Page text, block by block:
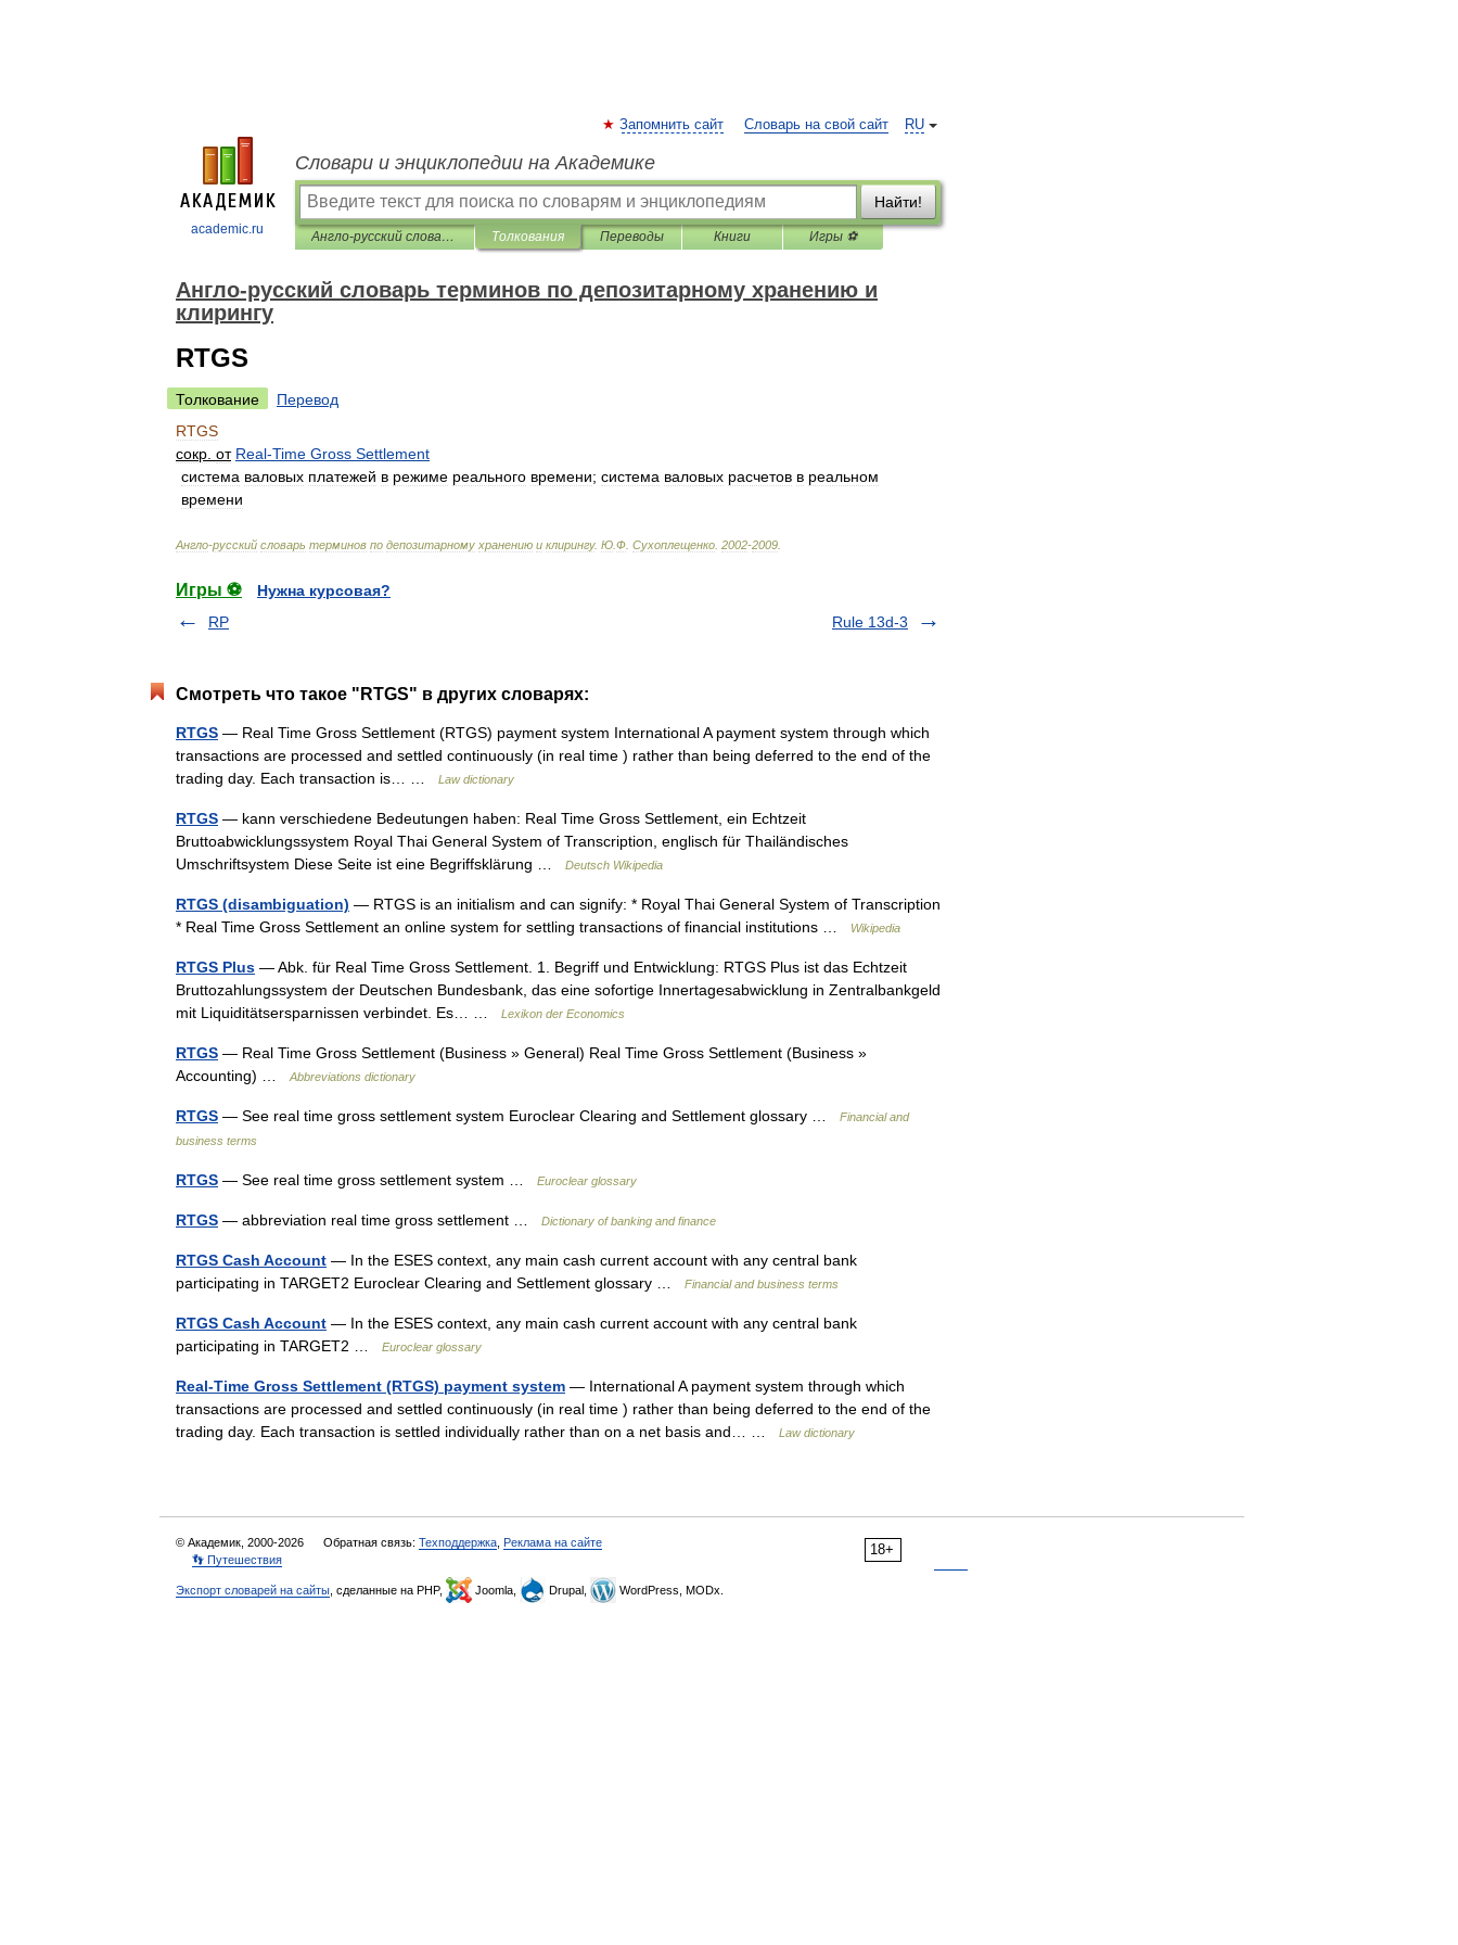
academic.ru
RU
Запомнить сайт Словарь на свой сайт
Словари и энциклопедии на Академике
Найти!
Англо-русский словарь терминов по депозитарному хранению и клирингу Толкования Переводы Книги Игры ⚽
Англо-русский словарь терминов по депозитарному хранению и
клирингу
RTGS
Толкование
Перевод
RTGS
сокр от Real-Time Gross Settlement
система валовых платежей в режиме реального времени; система валовых расчетов в реальном
времени
Англо-русский словарь терминов по депозитарному хранению и клирингу. Ю Ф Сухоплещенко 2002-2009
Игры ⚽
Нужна курсовая?
RP
Rule 13d-3
Смотреть что такое "RTGS" в других словарях:
RTGS — Real Time Gross Settlement (RTGS) payment system International A payment system through which
transactions are processed and settled continuously (in real time ) rather than being deferred to the end of the
trading day. Each transaction is… …
Law dictionary
RTGS — kann verschiedene Bedeutungen haben: Real Time Gross Settlement, ein Echtzeit
Bruttoabwicklungssystem Royal Thai General System of Transcription, englisch für Thailändisches
Umschriftsystem Diese Seite ist eine Begriffsklärung …
Deutsch Wikipedia
RTGS (disambiguation) — RTGS is an initialism and can signify: * Royal Thai General System of Transcription
* Real Time Gross Settlement an online system for settling transactions of financial institutions …
Wikipedia
RTGS Plus — Abk. für Real Time Gross Settlement. 1. Begriff und Entwicklung: RTGS Plus ist das Echtzeit
Bruttozahlungssystem der Deutschen Bundesbank, das eine sofortige Innertagesabwicklung in Zentralbankgeld
mit Liquiditätsersparnissen verbindet. Es… …
Lexikon der Economics
RTGS — Real Time Gross Settlement (Business » General) Real Time Gross Settlement (Business »
Accounting) …
Abbreviations dictionary
RTGS — See real time gross settlement system Euroclear Clearing and Settlement glossary …
Financial and
business terms
RTGS — See real time gross settlement system … Euroclear glossary
RTGS — abbreviation real time gross settlement … Dictionary of banking and finance
RTGS Cash Account — In the ESES context, any main cash current account with any central bank
participating in TARGET2 Euroclear Clearing and Settlement glossary …
Financial and business terms
RTGS Cash Account — In the ESES context, any main cash current account with any central bank
participating in TARGET2 …
Euroclear glossary
Real-Time Gross Settlement (RTGS) payment system — International A payment system through which
transactions are processed and settled continuously (in real time ) rather than being deferred to the end of the
trading day. Each transaction is settled individually rather than on a net basis and… …
Law dictionary
18+
© Академик, 2000-2026 Обратная связь: Техподдержка Реклама на сайте
👣 Путешествия
Экспорт словарей на сайты , сделанные на PHP, Joomla, Drupal, WordPress, MODx.